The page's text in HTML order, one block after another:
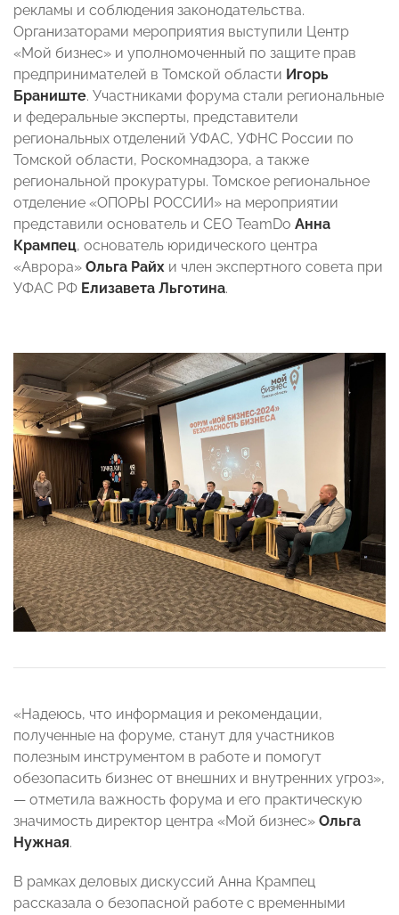
рекламы и соблюдения законодательства.
Организаторами мероприятия выступили Центр
«Мой бизнес» и уполномоченный по защите прав
предпринимателей в Томской области Игорь
Браниште. Участниками форума стали региональные
и федеральные эксперты, представители
региональных отделений УФАС, УФНС России по
Томской области, Роскомнадзора, а также
региональной прокуратуры. Томское региональное
отделение «ОПОРЫ РОССИИ» на мероприятии
представили основатель и СEO TeamDo Анна
Крампец, основатель юридического центра
«Аврора» Ольга Райх и член экспертного совета при
УФАС РФ Елизавета Льготина.
«Надеюсь, что информация и рекомендации,
полученные на форуме, станут для участников
полезным инструментом в работе и помогут
обезопасить бизнес от внешних и внутренних угроз»,
— отметила важность форума и его практическую
значимость директор центра «Мой бизнес» Ольга
Нужная.
В рамках деловых дискуссий Анна Крампец
рассказала о безопасной работе с временными